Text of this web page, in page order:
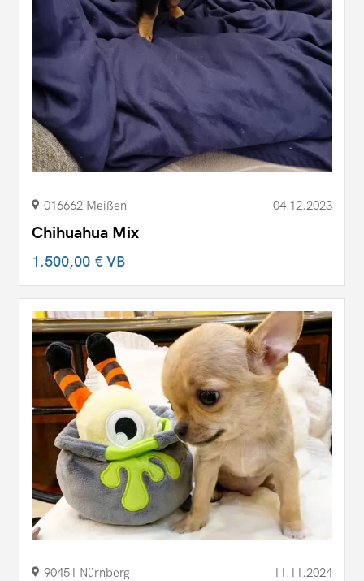
016662 Meißen 04.12.2023
Chihuahua Mix
1.500,00 €VB
90451 Nürnberg 11.11.2024